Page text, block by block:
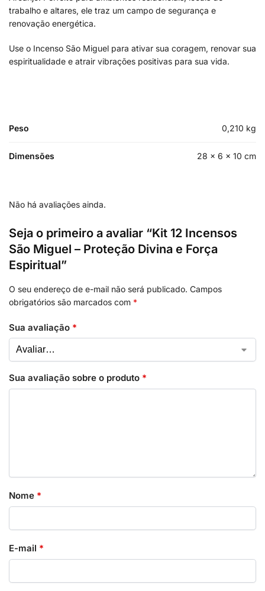
trabalho e altares, ele traz um campo de segurança e
renovação energética.
Use o Incenso São Miguel para ativar sua coragem, renovar sua
espiritualidade e atrair vibrações positivas para sua vida.
Peso 0,210 kg
Dimensões 28 × 6 × 10 cm
Não há avaliações ainda.
Seja o primeiro a avaliar “Kit 12 Incensos
São Miguel – Proteção Divina e Força
Espiritual”
O seu endereço de e-mail não será publicado. Campos
obrigatórios são marcados com *
Sua avaliação *
Sua avaliação sobre o produto *
Nome *
E-mail *